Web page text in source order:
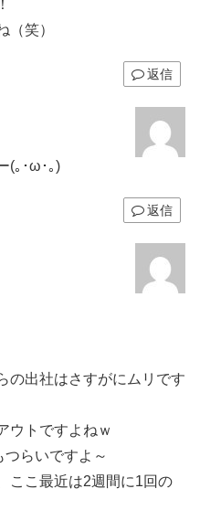
（笑）
返信
(｡･ω･｡)
返信
の出社はさすがにムリです
ウトですよねｗ
らいですよ～
ここ最近は2週間に1回の